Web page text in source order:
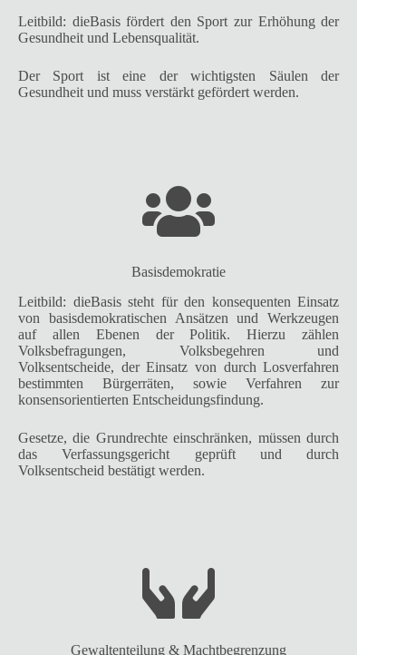
Leitbild: dieBasis fördert den Sport zur Erhöhung der
Gesundheit und Lebensqualität.
Der Sport ist eine der wichtigsten Säulen der
Gesundheit und muss verstärkt gefördert werden.
Basisdemokratie
Leitbild: dieBasis steht für den konsequenten Einsatz
von basisdemokratischen Ansätzen und Werkzeugen
auf allen Ebenen der Politik. Hierzu zählen
Volksbefragungen, Volksbegehren und
Volksentscheide, der Einsatz von durch Losverfahren
bestimmten Bürgerräten, sowie Verfahren zur
konsensorientierten Entscheidungsfindung.
Gesetze, die Grundrechte einschränken, müssen durch
das Verfassungsgericht geprüft und durch
Volksentscheid bestätigt werden.
Gewaltenteilung & Machtbegrenzung